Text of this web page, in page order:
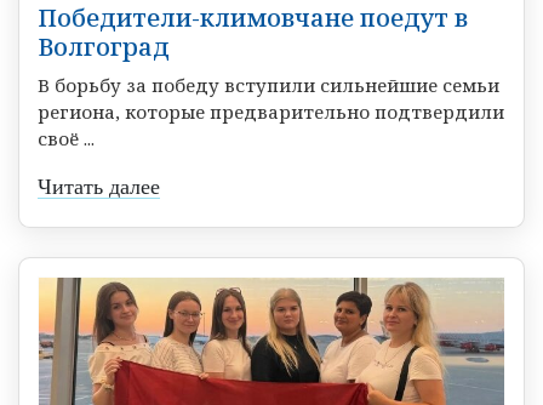
Победители-климовчане поедут в
Волгоград
В борьбу за победу вступили сильнейшие семьи
региона, которые предварительно подтвердили
своё ...
Читать далее